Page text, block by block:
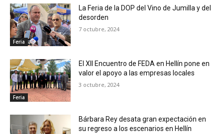
Feria
La Feria de la DOP del Vino de Jumilla y del
desorden
7 octubre, 2024
Feria
El XII Encuentro de FEDA en Hellín pone en
valor el apoyo a las empresas locales
3 octubre, 2024
Bárbara Rey desata gran expectación en
su regreso a los escenarios en Hellín